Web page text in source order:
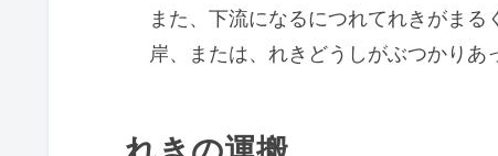
また、下流になるにつれてれきがまる
岸、または、れきどうしがぶつかりあ